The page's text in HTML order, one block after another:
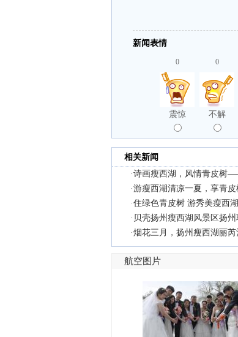
新闻表情
0
震惊
0
不解
相关新闻
·诗画瘦西湖，风情青皮树
·游瘦西湖清凉一夏，享青
·住绿色青皮树 游秀美瘦西湖
· 贝壳扬州瘦西湖风景区扬
·烟花三月，扬州瘦西湖丽
航空图片